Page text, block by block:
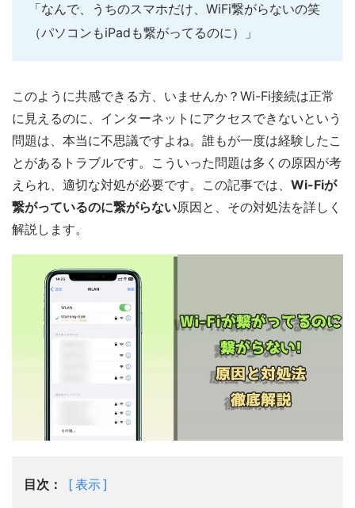
「なんで、うちのスマホだけ、WiFi繋がらないの笑
（パソコンもiPadも繋がってるのに）」
このように共感できる方、いませんか？Wi-Fi接続は正常
に見えるのに、インターネットにアクセスできないという
問題は、本当に不思議ですよね。誰もが一度は経験したこ
とがあるトラブルです。こういった問題は多くの原因が考
えられ、適切な対処が必要です。この記事では、 Wi-Fiが
繋がっているのに繋がらない原因と、その対処法を詳しく
解説します。
目次： 表示